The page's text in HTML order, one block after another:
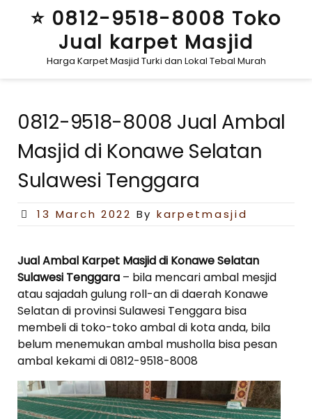
⭐ 0812-9518-8008 Toko
Jual karpet Masjid
Harga Karpet Masjid Turki dan Lokal Tebal Murah
0812-9518-8008 Jual Ambal
Masjid di Konawe Selatan
Sulawesi Tenggara
Posted
13 March 2022 By karpetmasjid
Jual Ambal Karpet Masjid di Konawe Selatan
Sulawesi Tenggara – bila mencari ambal mesjid
atau sajadah gulung roll-an di daerah Konawe
Selatan di provinsi Sulawesi Tenggara bisa
membeli di toko-toko ambal di kota anda, bila
belum menemukan ambal musholla bisa pesan
ambal kekami di 0812-9518-8008